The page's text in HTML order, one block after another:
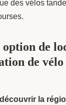
des vélos
de
de vélo
découvrir la